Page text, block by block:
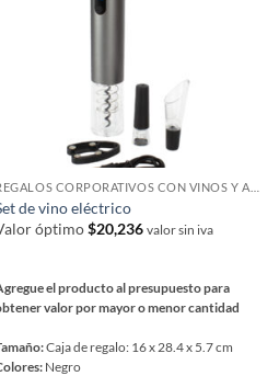
de vino eléctrico
óptimo$20,236 valor sin iva
el producto al presupuesto para
valor por mayor o menor cantidad
Caja de regalo: 16 x 28.4 x 5.7 cm
Negro